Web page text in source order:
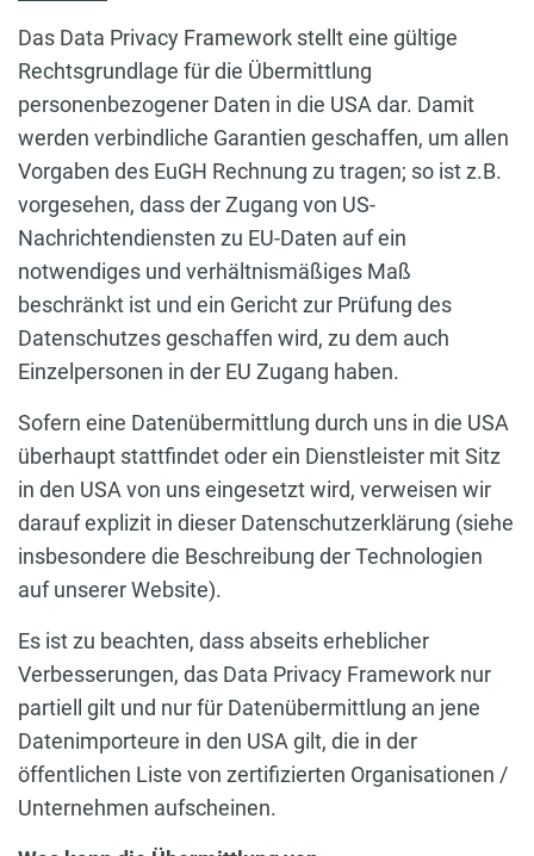
Das Data Privacy Framework stellt eine gültige
Rechtsgrundlage für die Übermittlung
personenbezogener Daten in die USA dar. Damit
werden verbindliche Garantien geschaffen, um allen
Vorgaben des EuGH Rechnung zu tragen; so ist z.B.
vorgesehen, dass der Zugang von US-
Nachrichtendiensten zu EU-Daten auf ein
notwendiges und verhältnismäßiges Maß
beschränkt ist und ein Gericht zur Prüfung des
Datenschutzes geschaffen wird, zu dem auch
Einzelpersonen in der EU Zugang haben.
Sofern eine Datenübermittlung durch uns in die USA
überhaupt stattfindet oder ein Dienstleister mit Sitz
in den USA von uns eingesetzt wird, verweisen wir
darauf explizit in dieser Datenschutzerklärung (siehe
insbesondere die Beschreibung der Technologien
auf unserer Website).
Es ist zu beachten, dass abseits erheblicher
Verbesserungen, das Data Privacy Framework nur
partiell gilt und nur für Datenübermittlung an jene
Datenimporteure in den USA gilt, die in der
öffentlichen Liste von zertifizierten Organisationen /
Unternehmen aufscheinen.